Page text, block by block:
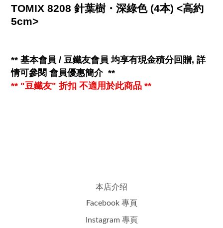
TOMIX 8208 針葉樹・深綠色 (4本) <高約
5cm>
** 基本會員 / 豆鐵友會員 均享有現金積分回贈, 詳
情可參閱 會員優惠簡介 **
** "豆鐵友" 折扣 不適用於此商品 **
本店介绍
Facebook 專頁
Instagram 專頁